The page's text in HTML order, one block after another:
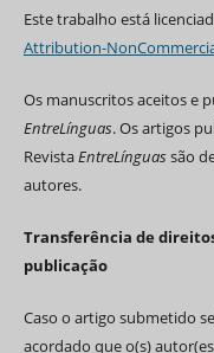
Este trabalho está
Attribution-
Os manuscritos aceitos e
EntreLínguas. Os artigos
RevistaEntreLínguas são
autores.
Transferência de
publicação
Caso o artigo submetido
acordado que o(s)